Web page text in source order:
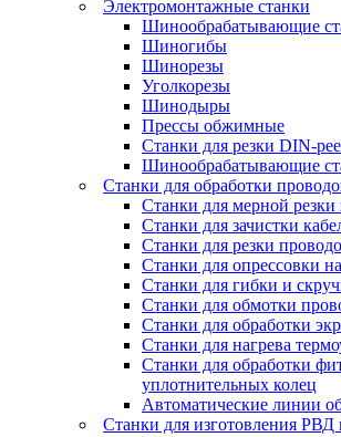
Электромонтажные станки
Шинообрабатывающие
Шиногибы
Шинорезы
Уголкорезы
Шинодыры
Прессы обжимные
Станки для резки DIN-
Шинообрабатывающие
Станки для обработки
Станки для мерной резки
Станки для зачистки
Станки для резки
Станки для опрессовки
Станки для гибки и
Станки для обмотки
Станки для обработки
Станки для нагрева
Станки для обработки
уплотнительных колец
Автоматические линии
Станки для изготовления РВД